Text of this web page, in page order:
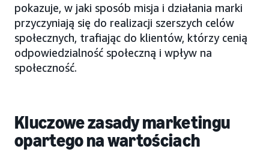
pokazuje, w jaki sposób misja i działania marki
przyczyniają się do realizacji szerszych celów
społecznych, trafiając do klientów, którzy cenią
odpowiedzialność społeczną i wpływ na
społeczność.
Kluczowe zasady marketingu
opartego na wartościach